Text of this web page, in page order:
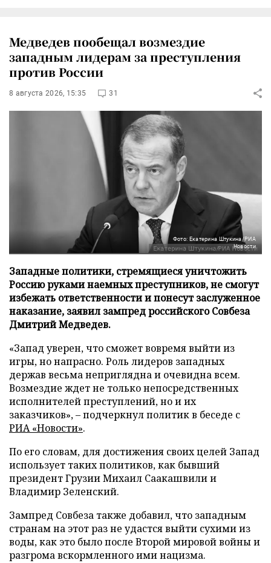
Медведев пообещал возмездие
западным лидерам за преступления
против России
8 августа 2026, 15:35 31
Фото: Екатерина Штукина/РИА
Новости
Западные политики, стремящиеся уничтожить
Россию руками наемных преступников, не смогут
избежать ответственности и понесут заслуженное
наказание, заявил зампред российского Совбеза
Дмитрий Медведев.
«Запад уверен, что сможет вовремя выйти из
игры, но напрасно. Роль лидеров западных
держав весьма неприглядна и очевидна всем.
Возмездие ждет не только непосредственных
исполнителей преступлений, но и их
заказчиков», – подчеркнул политик в беседе с
РИА «Новости».
По его словам, для достижения своих целей Запад
использует таких политиков, как бывший
президент Грузии Михаил Саакашвили и
Владимир Зеленский.
Зампред Совбеза также добавил, что западным
странам на этот раз не удастся выйти сухими из
воды, как это было после Второй мировой войны и
разгрома вскормленного ими нацизма.